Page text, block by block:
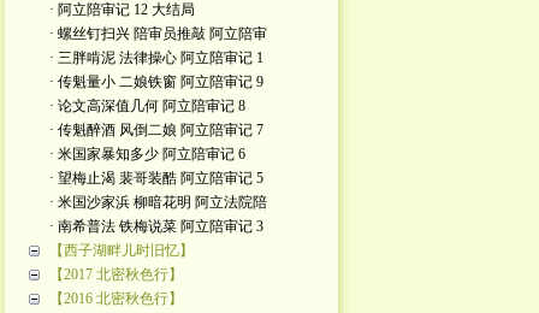
· 阿立陪审记 12 大结局
· 螺丝钉扫兴 陪审员推敲 阿立陪审
· 三胖啃泥 法律操心 阿立陪审记 1
· 传魁量小 二娘铁窗 阿立陪审记 9
· 论文高深值几何 阿立陪审记 8
· 传魁醉酒 风倒二娘 阿立陪审记 7
· 米国家暴知多少 阿立陪审记 6
· 望梅止渴 裴哥装酷 阿立陪审记 5
· 米国沙家浜 柳暗花明 阿立法院陪
· 南希普法 铁梅说菜 阿立陪审记 3
【西子湖畔儿时旧忆】
【2017 北密秋色行】
【2016 北密秋色行】